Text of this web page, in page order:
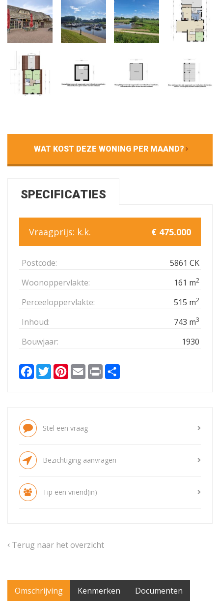
WAT KOST DEZE WONING PER MAAND?
SPECIFICATIES
Vraagprijs: € 475.000
k.k.
Postcode:
5861 CK
Woonoppervlakte:
161 m2
Perceeloppervlakte: 515 m2
Inhoud: 743 m3
Bouwjaar: 1930
Facebook
TwitterPinterest
Email Print
Stel een vraag
Bezichtiging aanvragen
Tip een vriend(in)
Terug naar het overzicht
Omschrijving Kenmerken Documenten